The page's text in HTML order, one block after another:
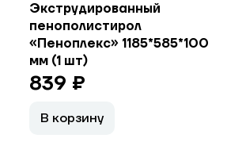
Экструдированный
пенополистирол
«Пеноплекс» 1185*585*100
мм (1 шт)
839 ₽
В корзину